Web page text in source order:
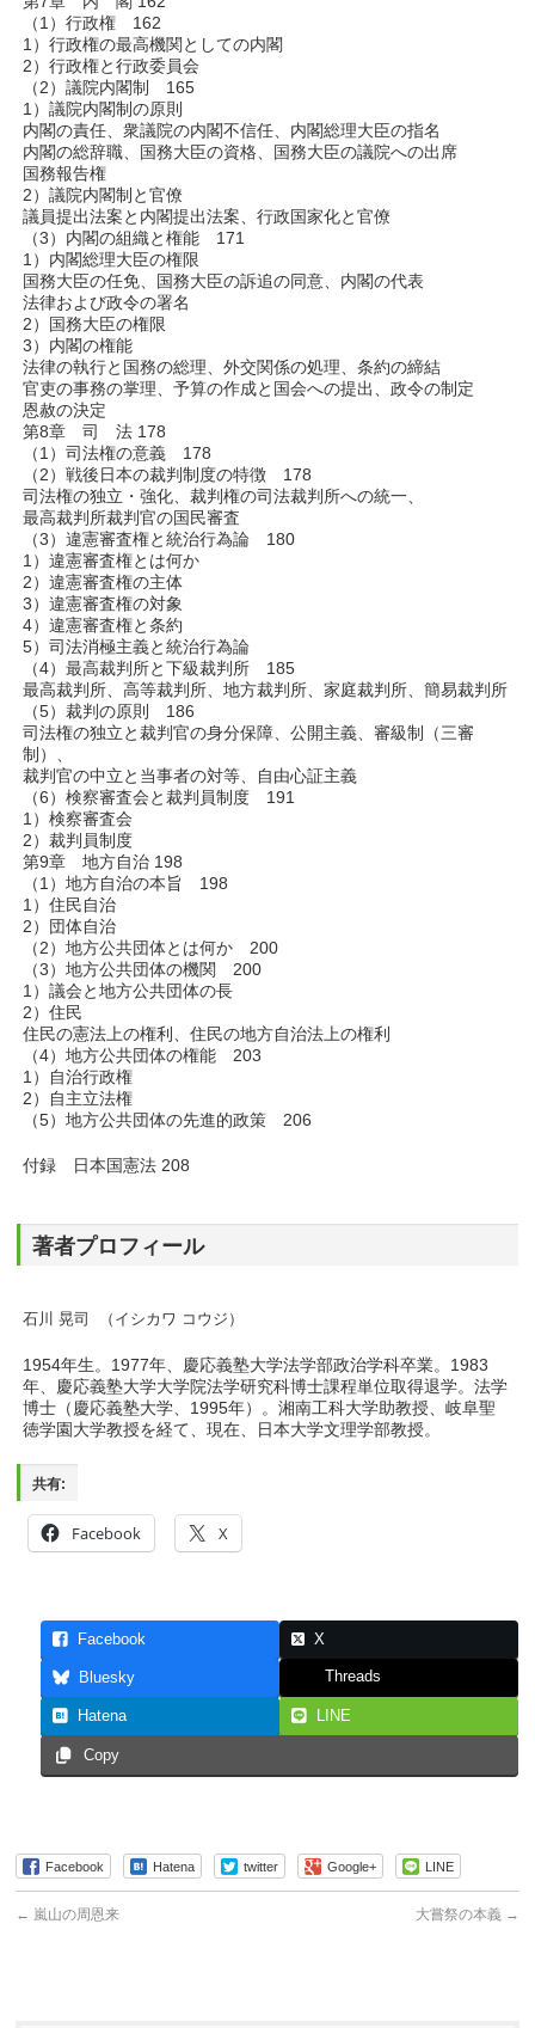
（1）行政権 162
1）行政権の最高機関としての内閣
2）行政権と行政委員会
（2）議院内閣制 165
1）議院内閣制の原則
内閣の責任、衆議院の内閣不信任、内閣総理大臣の指名
内閣の総辞職、国務大臣の資格、国務大臣の議院への出席
国務報告権
2）議院内閣制と官僚
議員提出法案と内閣提出法案、行政国家化と官僚
（3）内閣の組織と権能 171
1）内閣総理大臣の権限
国務大臣の任免、国務大臣の訴追の同意、内閣の代表
法律および政令の署名
2）国務大臣の権限
3）内閣の権能
法律の執行と国務の総理、外交関係の処理、条約の締結
官吏の事務の掌理、予算の作成と国会への提出、政令の制定
恩赦の決定
第8章 司 法 178
（1）司法権の意義 178
（2）戦後日本の裁判制度の特徴 178
司法権の独立・強化、裁判権の司法裁判所への統一、
最高裁判所裁判官の国民審査
（3）違憲審査権と統治行為論 180
1）違憲審査権とは何か
2）違憲審査権の主体
3）違憲審査権の対象
4）違憲審査権と条約
5）司法消極主義と統治行為論
（4）最高裁判所と下級裁判所 185
最高裁判所、高等裁判所、地方裁判所、家庭裁判所、簡易裁判所
（5）裁判の原則 186
司法権の独立と裁判官の身分保障、公開主義、審級制（三審
制）、
裁判官の中立と当事者の対等、自由心証主義
（6）検察審査会と裁判員制度 191
1）検察審査会
2）裁判員制度
第9章 地方自治 198
（1）地方自治の本旨 198
1）住民自治
2）団体自治
（2）地方公共団体とは何か 200
（3）地方公共団体の機関 200
1）議会と地方公共団体の長
2）住民
住民の憲法上の権利、住民の地方自治法上の権利
（4）地方公共団体の権能 203
1）自治行政権
2）自主立法権
（5）地方公共団体の先進的政策 206
付録 日本国憲法 208
著者プロフィール
石川 晃司 （ イシカワ コウジ ）
1954年生。1977年、慶応義塾大学法学部政治学科卒業。1983
年、慶応義塾大学大学院法学研究科博士課程単位取得退学。法学
博士（慶応義塾大学、1995年）。湘南工科大学助教授、岐阜聖
徳学園大学教授を経て、現在、日本大学文理学部教授。
共有:
Facebook X
Facebook X
Bluesky Threads
Hatena LINE
Copy
Facebook Hatena twitter Google+ LINE
← 嵐山の周恩来 大嘗祭の本義 →